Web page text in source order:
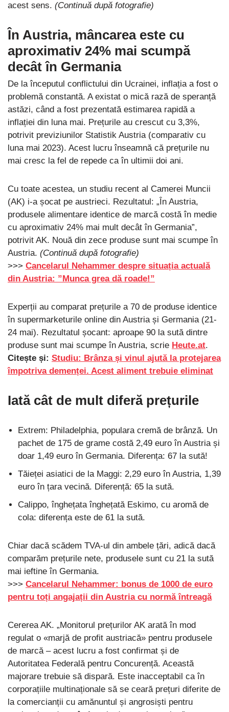
acest sens. (Continuă după fotografie)
În Austria, mâncarea este cu
aproximativ 24% mai scumpă
decât în Germania
De la începutul conflictului din Ucrainei, inflația a fost o
problemă constantă. A existat o mică rază de speranță
astăzi, când a fost prezentată estimarea rapidă a
inflației din luna mai. Prețurile au crescut cu 3,3%,
potrivit previziunilor Statistik Austria (comparativ cu
luna mai 2023). Acest lucru înseamnă că prețurile nu
mai cresc la fel de repede ca în ultimii doi ani.
Cu toate acestea, un studiu recent al Camerei Muncii
(AK) i-a șocat pe austrieci. Rezultatul: „În Austria,
produsele alimentare identice de marcă costă în medie
cu aproximativ 24% mai mult decât în Germania”,
potrivit AK. Nouă din zece produse sunt mai scumpe în
Austria. (Continuă după fotografie)
>>> Cancelarul Nehammer despre situația actuală
din Austria: ”Munca grea dă roade!”
Experții au comparat prețurile a 70 de produse identice
în supermarketurile online din Austria și Germania (21-
24 mai). Rezultatul șocant: aproape 90 la sută dintre
produse sunt mai scumpe în Austria, scrie Heute.at.
Citește și: Studiu: Brânza și vinul ajută la protejarea
împotriva demenței. Acest aliment trebuie eliminat
Iată cât de mult diferă prețurile
Extrem: Philadelphia, populara cremă de brânză. Un
pachet de 175 de grame costă 2,49 euro în Austria și
doar 1,49 euro în Germania. Diferența: 67 la sută!
Tăieței asiatici de la Maggi: 2,29 euro în Austria, 1,39
euro în țara vecină. Diferență: 65 la sută.
Calippo, înghețata înghețată Eskimo, cu aromă de
cola: diferența este de 61 la sută.
Chiar dacă scădem TVA-ul din ambele țări, adică dacă
comparăm prețurile nete, produsele sunt cu 21 la sută
mai ieftine în Germania.
>>> Cancelarul Nehammer: bonus de 1000 de euro
pentru toți angajații din Austria cu normă întreagă
Cererea AK. „Monitorul prețurilor AK arată în mod
regulat o «marjă de profit austriacă» pentru produsele
de marcă – acest lucru a fost confirmat și de
Autoritatea Federală pentru Concurență. Această
majorare trebuie să dispară. Este inacceptabil ca în
corporațiile multinaționale să se ceară prețuri diferite de
la comercianții cu amănuntul și angrosiști pentru